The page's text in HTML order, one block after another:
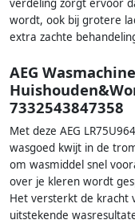
verdeling zorgt ervoor
wordt, ook bij grotere
extra zachte
AEG
7332543847358
Met deze AEG
wasgoed kwijt in de
om wasmiddel snel
over je kleren wordt
Het versterkt de kracht
uitstekende